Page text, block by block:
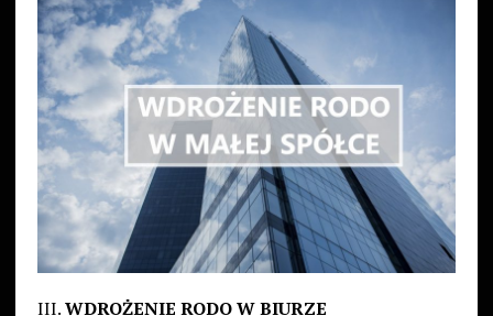
III.WDROŻENIE RODO W BIURZE